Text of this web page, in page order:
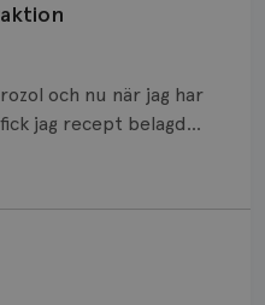
och nu när jag har
jag recept belagd
ta 2gånger om dagen.
dessa 3 preparat.